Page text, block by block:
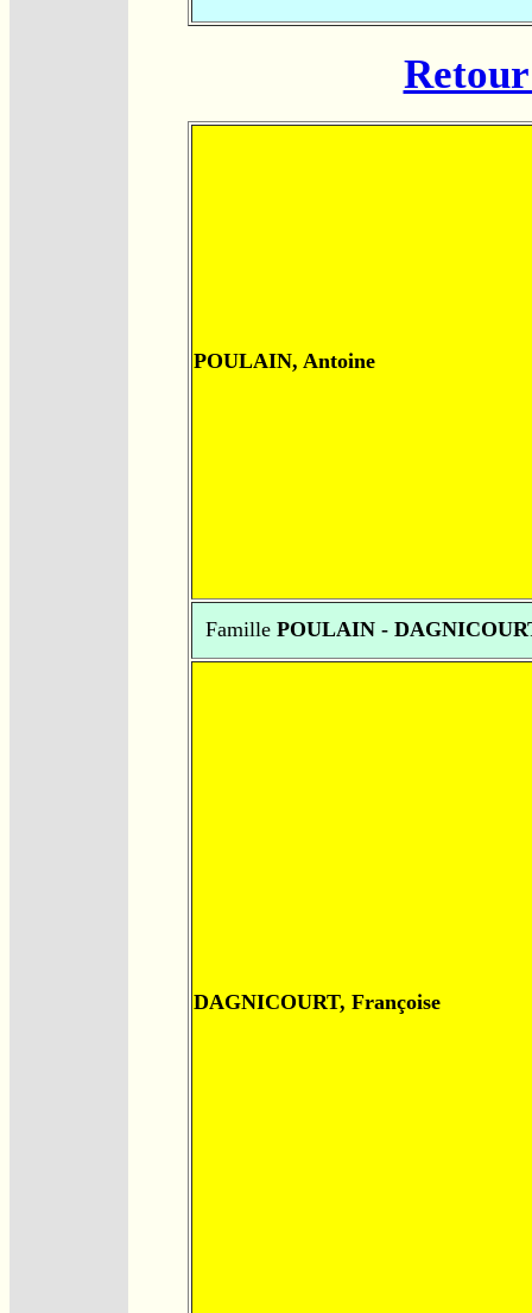
POULAIN, Antoine
Famille POULAIN -
DAGNICOURT, Françoise